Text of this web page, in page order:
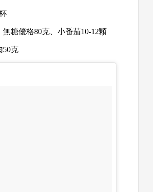
糖優格80克、小番茄10-12顆
50克